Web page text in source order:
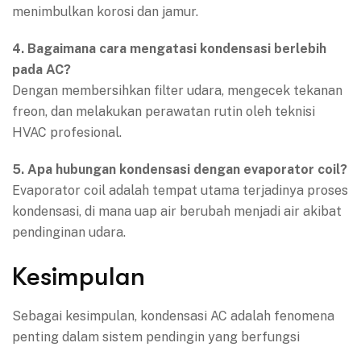
menimbulkan korosi dan jamur.
4. Bagaimana cara mengatasi kondensasi berlebih
pada AC?
Dengan membersihkan filter udara, mengecek tekanan
freon, dan melakukan perawatan rutin oleh teknisi
HVAC profesional.
5. Apa hubungan kondensasi dengan evaporator coil?
Evaporator coil adalah tempat utama terjadinya proses
kondensasi, di mana uap air berubah menjadi air akibat
pendinginan udara.
Kesimpulan
Sebagai kesimpulan, kondensasi AC adalah fenomena
penting dalam sistem pendingin yang berfungsi